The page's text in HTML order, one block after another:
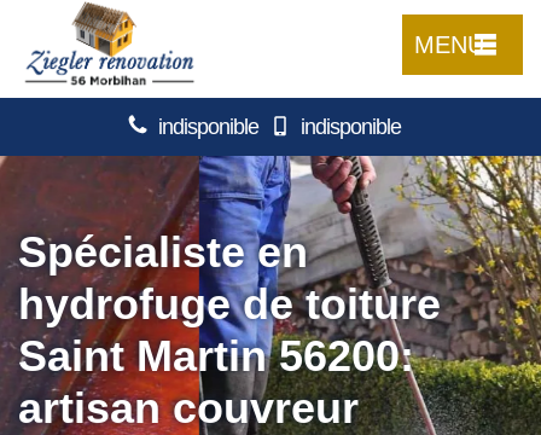
MENU
indisponible indisponible
Spécialiste en
hydrofuge de toiture
Saint Martin 56200:
artisan couvreur